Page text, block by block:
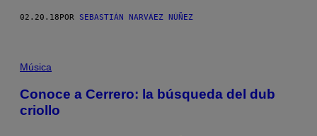
02.20.18POR SEBASTIÁN NARVÁEZ NÚÑEZ
Música
Conoce a Cerrero: la búsqueda del dub
criollo